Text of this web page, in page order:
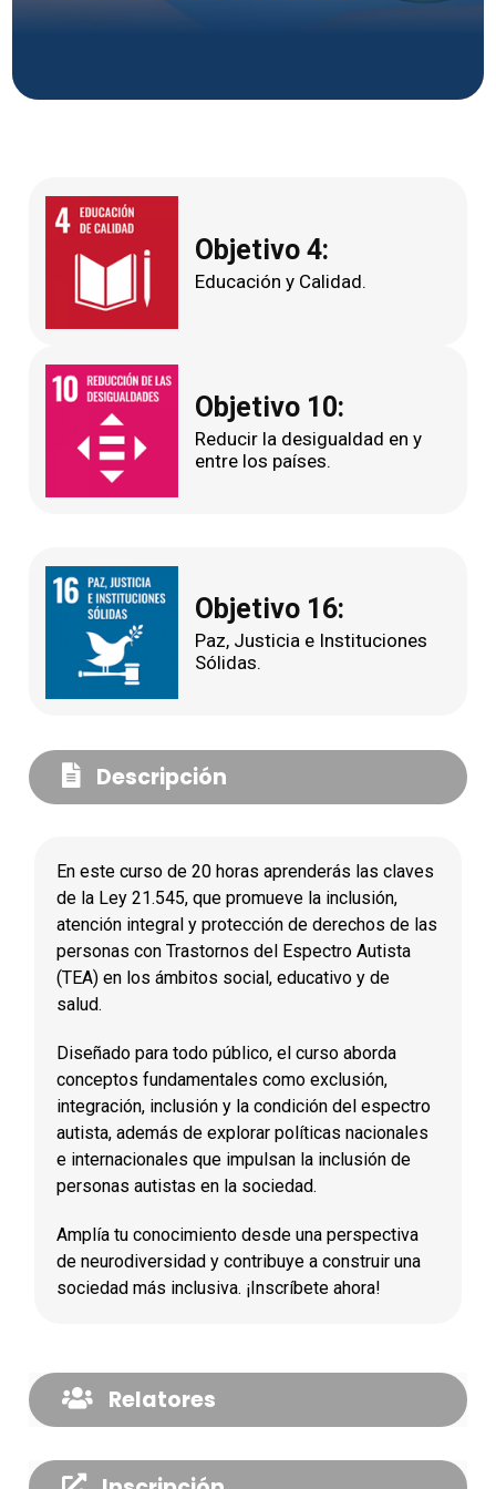
Objetivo 4:
Educación y Calidad.
Objetivo 10:
Reducir la desigualdad en y
entre los países.
Objetivo 16:
Paz, Justicia e Instituciones
Sólidas.
Descripción
En este curso de 20 horas aprenderás las claves
de la Ley 21.545, que promueve la inclusión,
atención integral y protección de derechos de las
personas con Trastornos del Espectro Autista
(TEA) en los ámbitos social, educativo y de
salud.
Diseñado para todo público, el curso aborda
conceptos fundamentales como exclusión,
integración, inclusión y la condición del espectro
autista, además de explorar políticas nacionales
e internacionales que impulsan la inclusión de
personas autistas en la sociedad.
Amplía tu conocimiento desde una perspectiva
de neurodiversidad y contribuye a construir una
sociedad más inclusiva. ¡Inscríbete ahora!
Relatores